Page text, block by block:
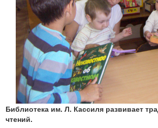
Библиотека им. Л. Кассиля развивает
чтений.